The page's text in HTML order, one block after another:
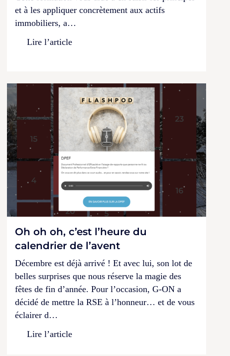
et à les appliquer concrètement aux actifs
immobiliers, a…
Lire l’article
Oh oh oh, c’est l’heure du
calendrier de l’avent
Décembre est déjà arrivé ! Et avec lui, son lot de
belles surprises que nous réserve la magie des
fêtes de fin d’année. Pour l’occasion, G-ON a
décidé de mettre la RSE à l’honneur… et de vous
éclairer d…
Lire l’article